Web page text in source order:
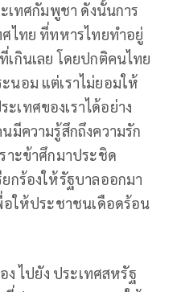
เทศกัมพูชา ดังนั้นการ
ไทย ที่ทหารไทยทำอยู่
กินเลย โดยปกติคนไทย
นอม แต่เราไม่ยอมให้
เทศของเราได้อย่าง
มีความรู้สึกถึงความรัก
าะข้าศึกมาประชิด
กร้องให้รัฐบาลออกมา
อให้ประชาชนเดือดร้อน
ง ไปยัง ประเทศสหรัฐ